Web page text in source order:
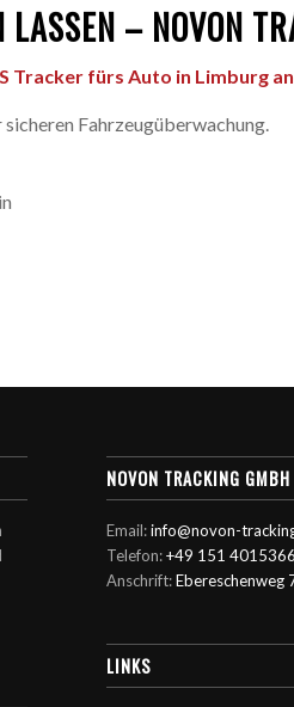
LASSEN – NOVON
Tracker fürs Auto in Limburg
Fahrzeugüberwachung.
NOVON TRACKING GMBH
Email:info@novon-
Telefon:+49 151
Anschrift:
LINKS